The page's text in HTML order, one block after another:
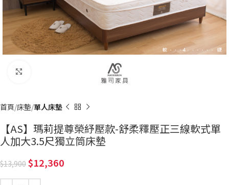
首頁 床墊 單人床墊
【AS】瑪莉提尊榮紓壓款-舒柔釋壓正三線軟式單
人加大3.5尺獨立筒床墊
13,900 12,360